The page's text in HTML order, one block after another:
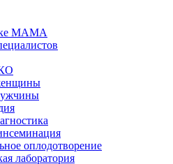
МАМА
оплодотворение
лаборатория